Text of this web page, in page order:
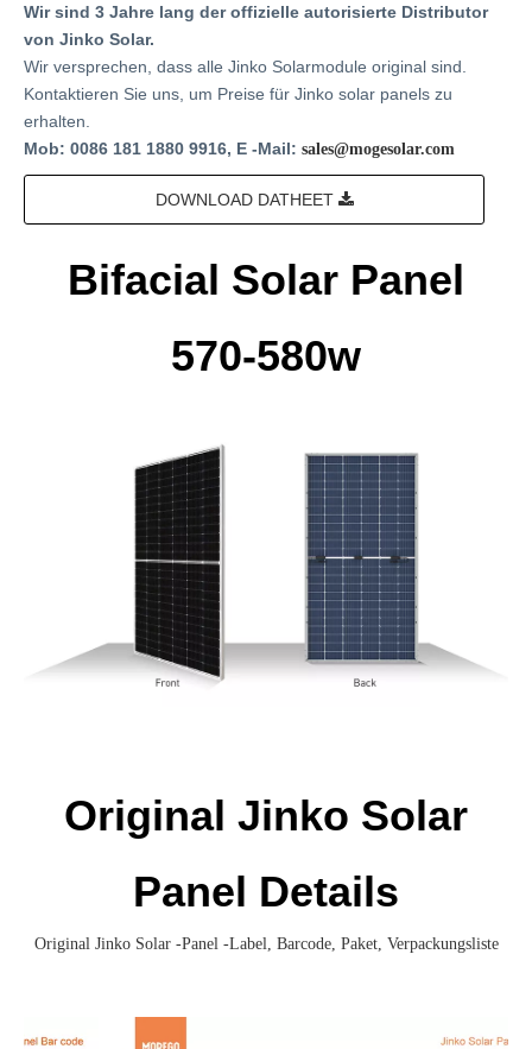
Wir sind 3 Jahre lang der offizielle autorisierte Distributor
von Jinko Solar.
Wir versprechen, dass alle Jinko Solarmodule original sind.
Kontaktieren Sie uns, um Preise für Jinko solar panels zu
erhalten.
Mob: 0086 181 1880 9916, E -Mail: sales@mogesolar.com
DOWNLOAD DATHEET
Bifacial Solar Panel
570-580w
Original Jinko Solar
Panel Details
Original Jinko Solar -Panel -Label, Barcode, Paket, Verpackungsliste